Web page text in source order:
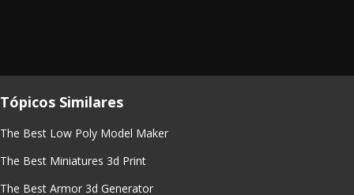
Tópicos Similares
The Best Low Poly Model Maker
The Best Miniatures 3d Print
The Best Armor 3d Generator